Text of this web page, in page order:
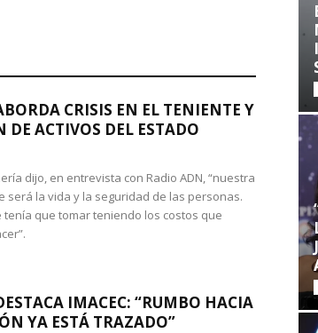
CRISIS EN EL TENIENTE Y
ACTIVOS DEL ESTADO
dijo, en entrevista con Radio ADN, “nuestra
será la vida y la seguridad de las personas.
tenía que tomar teniendo los costos que
IMACEC: “RUMBO HACIA
YA ESTÁ TRAZADO”